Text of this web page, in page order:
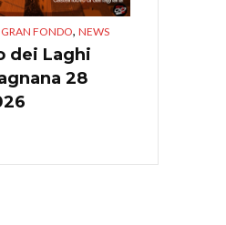
GRAN FONDO, NEWS
dei Laghi
28